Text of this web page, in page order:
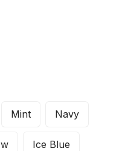
Mint Navy
Ice Blue